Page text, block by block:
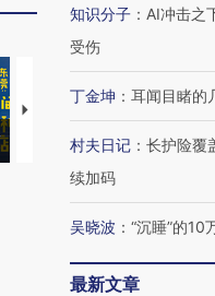
【推广】走进第四届链博
有
知识分子 ： AI冲击之
受伤
丁金坤 ： 耳闻目睹的
村夫日记 ： 长护险覆
续加码
吴晓波 ： “沉睡”的10
最新文章